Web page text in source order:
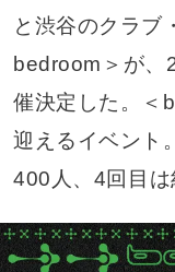
と渋谷のクラブ
bedroom＞が、
催決定した。＜
迎えるイベント
400人、4回目は